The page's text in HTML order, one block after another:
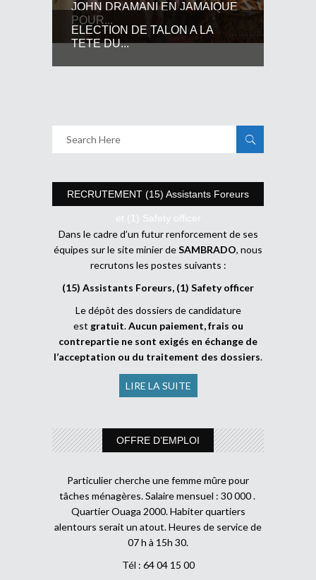
JOHN DRAMANI EN JAMAIQUE
POUR...
ELECTION DE TALON A LA
TETE DU...
RECRUTEMENT (15) Assistants Foreurs
et (1) Safety officer
Dans le cadre d’un futur renforcement de ses
équipes sur le site minier deSAMBRADO, nous
recrutons les postes suivants :
(15) Assistants Foreurs, (1) Safety officer
Le dépôt des dossiers de candidature
est gratuit.Aucun paiement, frais ou
contrepartie ne sont exigés en échange de
l’acceptation ou du traitement des dossiers.
LIRE LA SUITE
OFFRE D’EMPLOI
Particulier cherche une femme mûre pour
tâches ménagères. Salaire mensuel : 30 000 .
Quartier Ouaga 2000. Habiter quartiers
alentours serait un atout. Heures de service de
07 h à 15h 30.
Tél : 64 04 15 00